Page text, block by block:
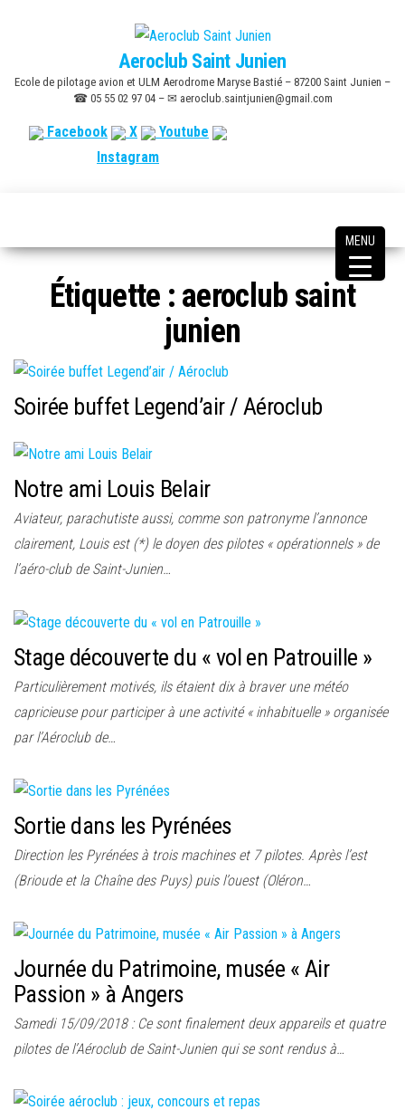
content
Aeroclub Saint Junien
Ecole de pilotage avion et ULM Aerodrome Maryse Bastié – 87200 Saint Junien –
☎ 05 55 02 97 04 – ✉ aeroclub.saintjunien@gmail.com
Facebook X
Youtube
Instagram
Étiquette : aeroclub saint
junien
Soirée buffet Legend’air / Aéroclub
Notre ami Louis Belair
Aviateur, parachutiste aussi, comme son patronyme l’annonce
clairement, Louis est (*) le doyen des pilotes « opérationnels » de
l’aéro-club de Saint-Junien…
Stage découverte du « vol en Patrouille »
Particulièrement motivés, ils étaient dix à braver une météo
capricieuse pour participer à une activité « inhabituelle » organisée
par l’Aéroclub de…
Sortie dans les Pyrénées
Direction les Pyrénées à trois machines et 7 pilotes. Après l’est
(Brioude et la Chaîne des Puys) puis l’ouest (Oléron…
Journée du Patrimoine, musée « Air
Passion » à Angers
Samedi 15/09/2018 : Ce sont finalement deux appareils et quatre
pilotes de l’Aéroclub de Saint-Junien qui se sont rendus à…
MENU